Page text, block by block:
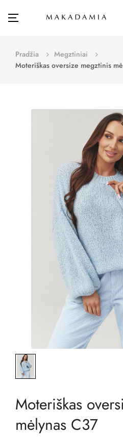
Toggle
☰
Pradžia
Megztiniai
Moteriškas oversize megztinis
Moteriškas
mėlynas C37